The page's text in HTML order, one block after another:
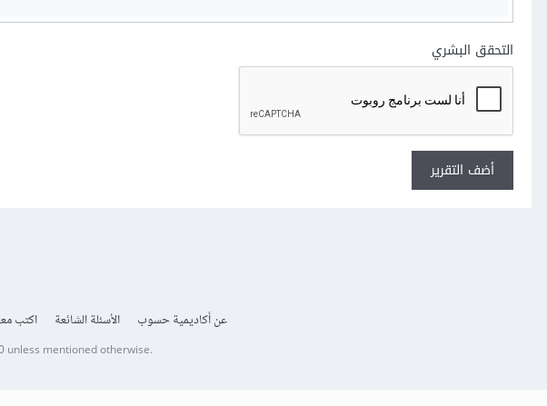
التحقق البشري
أضف التقرير
عن أكاديمية حسوب الأسئلة الشائعة اكتب
unless mentioned otherwise.